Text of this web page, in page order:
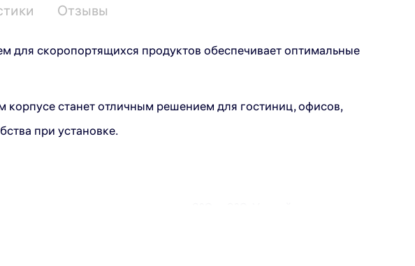
Отзывы
для скоропортящихся продуктов обеспечивает оптимальные
станет отличным решением для гостиниц, офисов,
при установке.